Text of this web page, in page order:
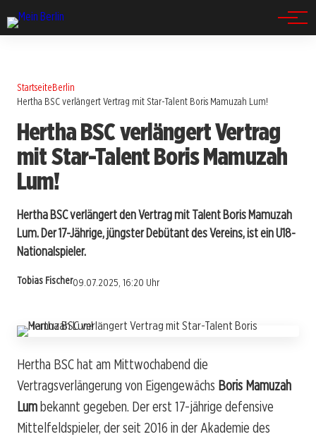
StartseiteBerlin
Hertha BSC verlängert Vertrag mit Star-Talent Boris Mamuzah Lum!
Hertha BSC verlängert Vertrag
mit Star-Talent Boris Mamuzah
Lum!
Hertha BSC verlängert den Vertrag mit Talent Boris Mamuzah
Lum. Der 17-Jährige, jüngster Debütant des Vereins, ist ein U18-
Nationalspieler.
Tobias Fischer09.07.2025, 16:20 Uhr
Hertha BSC hat am Mittwochabend die
Vertragsverlängerung von Eigengewächs Boris Mamuzah
Lumbekannt gegeben. Der erst 17-jährige defensive
Mittelfeldspieler, der seit 2016 in der Akademie des